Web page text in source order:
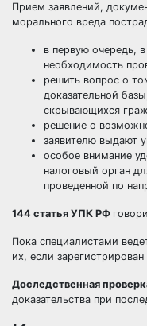
Прием заявлений,
морального вреда
в первую очередь,
необходимость
решить вопрос о
доказательной
скрывающихся
решение о
заявителю выдают
особое внимание
налоговый орган
проведенной по
144 статья УПК РФ
Пока специалистами
их, если
Доследственная
доказательства при